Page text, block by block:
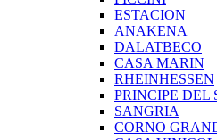
ESTACION
ANAKENA
DALATBECO
CASA MARIN
RHEINHESSEN
PRINCIPE DEL
SANGRIA
CORNO